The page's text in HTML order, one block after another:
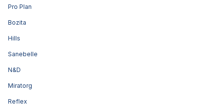
Pro Plan
Bozita
Hills
Sanebelle
N&D
Miratorg
Reflex